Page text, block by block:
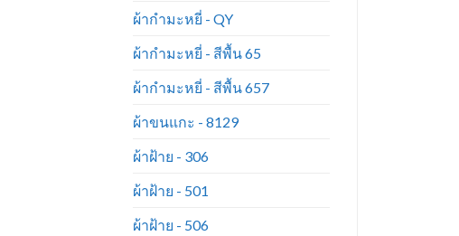
ผ้ากำมะหยี่ - QY
ผ้ากำมะหยี่ - สีพื้น 65
ผ้ากำมะหยี่ - สีพื้น 657
ผ้าขนแกะ - 8129
ผ้าฝ้าย - 306
ผ้าฝ้าย - 501
ผ้าฝ้าย - 506